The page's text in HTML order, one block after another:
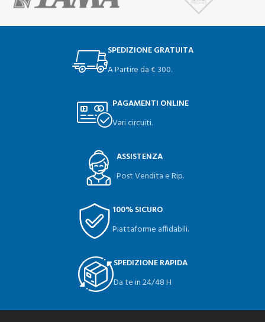
SPEDIZIONE GRATUITA
A Partire da € 300.
PAGAMENTI ONLINE
Vari circuiti.
ASSISTENZA
Post Vendita e Rip.
100% SICURO
Piattaforme affidabili.
SPEDIZIONE RAPIDA
Da te in 24/48 H